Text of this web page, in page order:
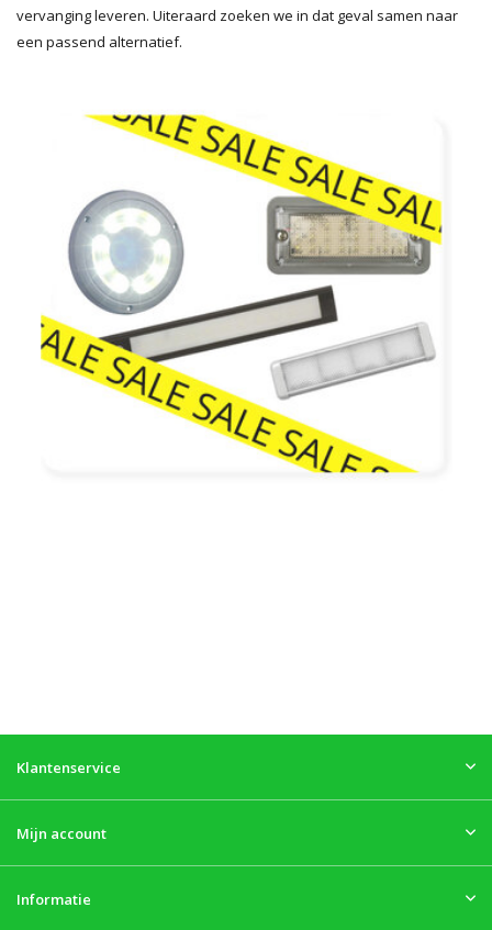
vervanging leveren. Uiteraard zoeken we in dat geval samen naar
een passend alternatief.
Klantenservice
Mijn account
Informatie